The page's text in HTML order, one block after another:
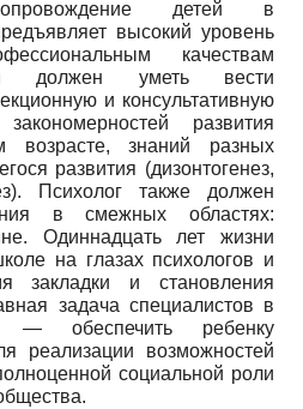
детей в
высокий уровень
качествам
должен уметь вести
и консультативную
развития
возрасте, знаний разных
развития (дизонтогенез,
Психолог также должен
в смежных областях:
Одиннадцать лет жизни
на глазах психологов и
закладки и становления
задача специалистов в
— обеспечить ребенку
реализации возможностей
социальной роли